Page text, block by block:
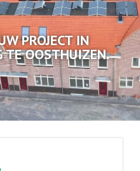
PROJECT IN
TE OOSTHUIZEN.